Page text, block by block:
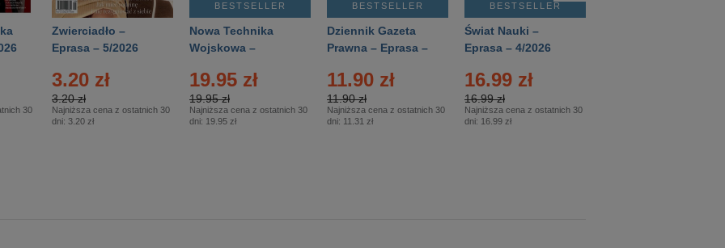
30
Zwierciadło –
Eprasa – 5/2026
3.20 zł
3.20 zł
Najniższa cena z ostatnich 30
dni: 3.20 zł
BESTSELLER
Nowa Technika
Wojskowa –
19.95 zł
19.95 zł
Najniższa cena z ostatnich 30
dni: 19.95 zł
BESTSELLER
Dziennik Gazeta
Prawna – Eprasa –
11.90 zł
11.90 zł
Najniższa cena z ostatnich 30
dni: 11.31 zł
BESTSELLER
Świat Nauki –
Eprasa – 4/2026
16.99 zł
16.99 zł
Najniższa cena z ostatnich 30
dni: 16.99 zł